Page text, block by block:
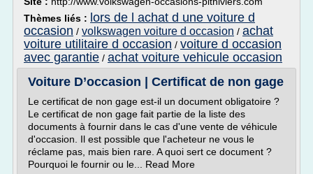
Thèmes liés : lors de l achat d une voiture d
occasion / volkswagen voiture d occasion / achat
voiture utilitaire d occasion / voiture d occasion
avec garantie / achat voiture vehicule occasion
Voiture D’occasion | Certificat de non gage
Le certificat de non gage est-il un document obligatoire ?
Le certificat de non gage fait partie de la liste des
documents à fournir dans le cas d'une vente de véhicule
d'occasion. Il est possible que l'acheteur ne vous le
réclame pas, mais bien rare. A quoi sert ce document ?
Pourquoi le fournir ou le... Read More